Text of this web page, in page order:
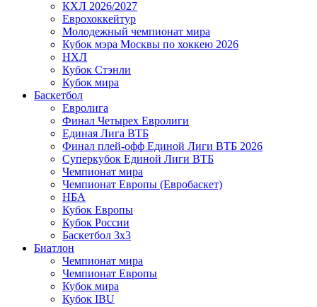
КХЛ 2026/2027
Еврохоккейтур
Молодежный чемпионат мира
Кубок мэра Москвы по хоккею 2026
НХЛ
Кубок Стэнли
Кубок мира
Баскетбол
Евролига
Финал Четырех Евролиги
Единая Лига ВТБ
Финал плей-офф Единой Лиги ВТБ 2026
Суперкубок Единой Лиги ВТБ
Чемпионат мира
Чемпионат Европы (Евробаскет)
НБА
Кубок Европы
Кубок России
Баскетбол 3х3
Биатлон
Чемпионат мира
Чемпионат Европы
Кубок мира
Кубок IBU